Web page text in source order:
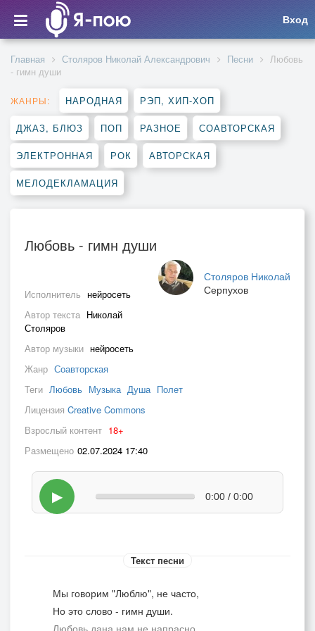
Вход
Главная Столяров Николай Александрович Песни
Любовь
- гимн души
ЖАНРЫ: НАРОДНАЯ РЭП, ХИП-ХОП
ДЖАЗ, БЛЮЗ ПОП РАЗНОЕ СОАВТОРСКАЯ
ЭЛЕКТРОННАЯ РОК АВТОРСКАЯ
МЕЛОДЕКЛАМАЦИЯ
Любовь - гимн души
Столяров Николай
Серпухов
Исполнитель нейросеть
Автор текста Николай
Столяров
Автор музыки нейросеть
Жанр Соавторская
Теги Любовь Музыка Душа Полет
Лицензия Creative Commons
Взрослый контент 18+
Размещено 02.07.2024 17:40
▶ 0:00 / 0:00
Текст песни
Мы говорим "Люблю", не часто,
Но это слово - гимн души.
Любовь дана нам не напрасно,